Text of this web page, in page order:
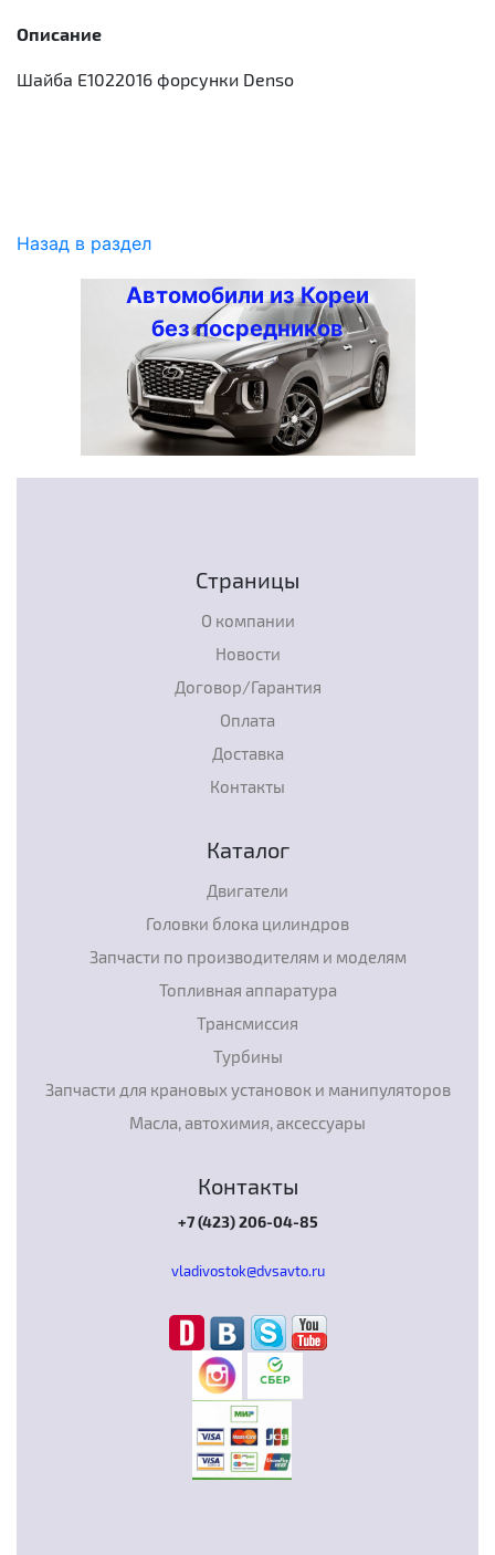
Описание
Шайба E1022016 форсунки Denso
Назад в раздел
Автомобили из Кореи
без посредников
Страницы
О компании
Новости
Договор/Гарантия
Оплата
Доставка
Контакты
Каталог
Двигатели
Головки блока цилиндров
Запчасти по производителям и моделям
Топливная аппаратура
Трансмиссия
Турбины
Запчасти для крановых установок и манипуляторов
Масла, автохимия, аксессуары
Контакты
+7 (423) 206-04-85
vladivostok@dvsavto.ru